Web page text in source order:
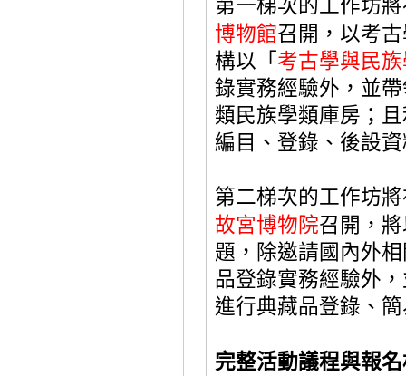
第一梯次的工作坊
博物館召開 ，以考
構以 「 考古學與民
錄實務經驗外， 並
類民族學類庫房；
編目、登錄、後設
第二梯次的工作坊
故宮博物院召開，
題 ， 除邀請國內外
品登錄實務經驗外，
進行典藏品登錄、
完整活動議程與報